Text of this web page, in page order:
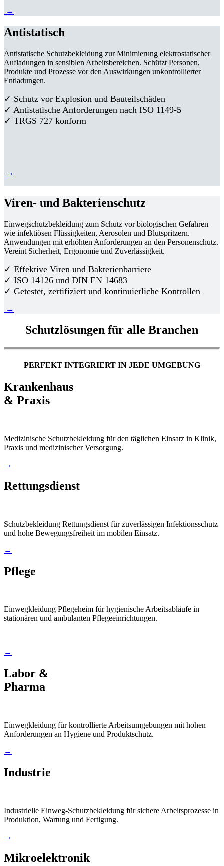
→
Antistatisch
Antistatische Schutzbekleidung zur Minimierung elektrostatischer
Aufladungen in sensiblen Arbeitsbereichen. Schützt Personen,
Produkte und Prozesse vor den Auswirkungen unkontrollierter
Entladungen.
✓ Schutz vor Explosion und Bauteilschäden
✓ Antistatische Anforderungen nach ISO 1149-5
✓ TRGS 727 konform
→
Viren- und Bakterienschutz
Einwegschutzbekleidung zum Schutz vor biologischen Gefahren
wie infektiösen Flüssigkeiten, Aerosolen und Blutspritzern.
Anwendungen mit erhöhten Anforderungen an den Personenschutz.
Vereint Sicherheit, Ergonomie und Zuverlässigkeit.
✓ Effektive Viren und Bakterienbarriere
✓ ISO 14126 und DIN EN 14683
✓ Getestet, zertifiziert und kontinuierliche Kontrollen
→
Schutzlösungen für alle Branchen
PERFEKT INTEGRIERT IN JEDE UMGEBUNG
Krankenhaus
& Praxis
Medizinische Schutzbekleidung für den täglichen Einsatz in Klinik,
Praxis und medizinischer Versorgung.
→
Rettungsdienst
Schutzbekleidung Rettungsdienst für zuverlässigen Infektionsschutz
und hohe Bewegungsfreiheit im mobilen Einsatz.
→
Pflege
Einwegkleidung Pflegeheim für hygienische Arbeitsabläufe in
stationären und ambulanten Pflegeeinrichtungen.
→
Labor &
Pharma
Einwegkleidung für kontrollierte Arbeitsumgebungen mit hohen
Anforderungen an Hygiene und Produktschutz.
→
Industrie
Industrielle Einweg-Schutzbekleidung für sichere Arbeitsprozesse in
Produktion, Wartung und Fertigung.
→
Mikroelektronik